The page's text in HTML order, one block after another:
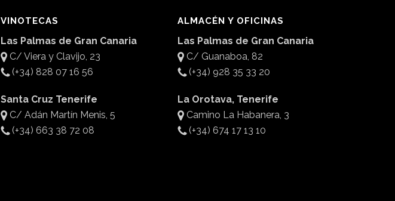
VINOTECAS
Las Palmas de Gran Canaria
C/ Viera y Clavijo, 23
(+34) 828 07 16 56
Santa Cruz Tenerife
C/ Adán Martín Menis, 5
(+34) 663 38 72 08
ALMACÉN Y OFICINAS
Las Palmas de Gran Canaria
C/ Guanaboa, 82
(+34) 928 35 33 20
La Orotava, Tenerife
Camino La Habanera, 3
(+34) 674 17 13 10